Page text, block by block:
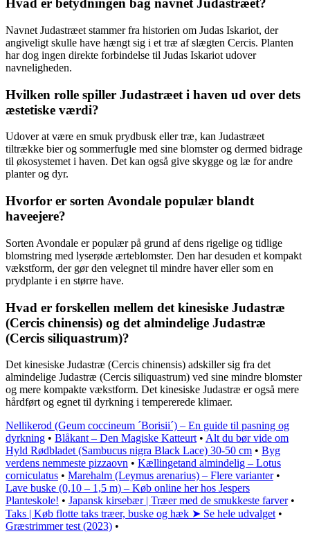
Hvad er betydningen bag navnet Judastræet?
Navnet Judastræet stammer fra historien om Judas Iskariot, der
angiveligt skulle have hængt sig i et træ af slægten Cercis. Planten
har dog ingen direkte forbindelse til Judas Iskariot udover
navneligheden.
Hvilken rolle spiller Judastræet i haven ud over dets
æstetiske værdi?
Udover at være en smuk prydbusk eller træ, kan Judastræet
tiltrække bier og sommerfugle med sine blomster og dermed bidrage
til økosystemet i haven. Det kan også give skygge og læ for andre
planter og dyr.
Hvorfor er sorten Avondale populær blandt
haveejere?
Sorten Avondale er populær på grund af dens rigelige og tidlige
blomstring med lyserøde ærteblomster. Den har desuden et kompakt
vækstform, der gør den velegnet til mindre haver eller som en
prydplante i en større have.
Hvad er forskellen mellem det kinesiske Judastræ
(Cercis chinensis) og det almindelige Judastræ
(Cercis siliquastrum)?
Det kinesiske Judastræ (Cercis chinensis) adskiller sig fra det
almindelige Judastræ (Cercis siliquastrum) ved sine mindre blomster
og mere kompakte vækstform. Det kinesiske Judastræ er også mere
hårdført og egnet til dyrkning i tempererede klimaer.
Nellikerod (Geum coccineum ´Borisii´) – En guide til pasning og
dyrkning • Blåkant – Den Magiske Katteurt • Alt du bør vide om
Hyld Rødbladet (Sambucus nigra Black Lace) 30-50 cm • Byg
verdens nemmeste pizzaovn • Kællingetand almindelig – Lotus
corniculatus • Marehalm (Leymus arenarius) – Flere varianter•
Lave buske (0,10 – 1,5 m) – Køb online her hos Jespers
Planteskole! • Japansk kirsebær | Træer med de smukkeste farver•
Taks | Køb flotte taks træer, buske og hæk ➤ Se hele udvalget •
Græstrimmer test (2023) •